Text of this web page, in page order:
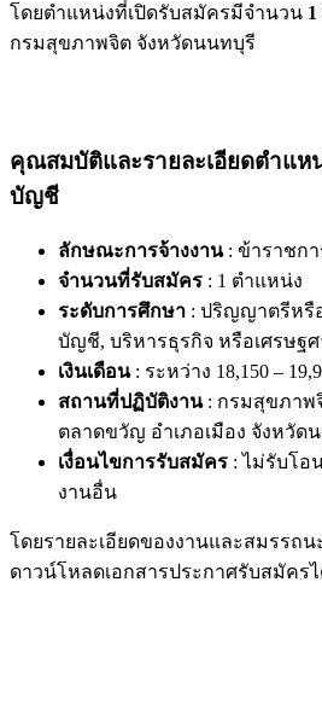
โดยตำแหน่งที่เปิดรับสมัครมีจำนวน
กรมสุขภาพจิต จังหวัดนนทบุรี
คุณสมบัติและรายละเอียดตำแห
บัญชี
ลักษณะการจ้างงาน: ข้าราชกา
จำนวนที่รับสมัคร : 1 ตำแหน่ง
ระดับการศึกษา : ปริญญาตรีหรื
บัญชี, บริหารธุรกิจ หรือเศรษฐ
เงินเดือน: ระหว่าง 18,150 –
สถานที่ปฏิบัติงาน: กรมสุขภาพ
ตลาดขวัญ อำเภอเมือง จังหวัด
เงื่อนไขการรับสมัคร : ไม่รับโอ
งานอื่น
โดยรายละเอียดของงานและสมรรถ
ดาวน์โหลดเอกสารประกาศรับสมัคร